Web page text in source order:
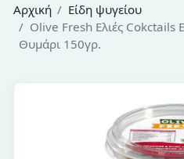
Αρχική
Είδη ψυγείου
Olive Fresh Ελιές
Θυμάρι 150γρ.